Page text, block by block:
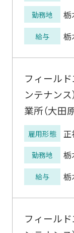
勤務地 栃
給与 栃
フィール
ンテ
業所（大田
雇用形態 正
勤務地 栃
給与 栃
フィール